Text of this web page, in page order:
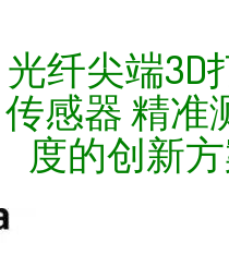
光纤尖端3D
传感器 精准
度的创新